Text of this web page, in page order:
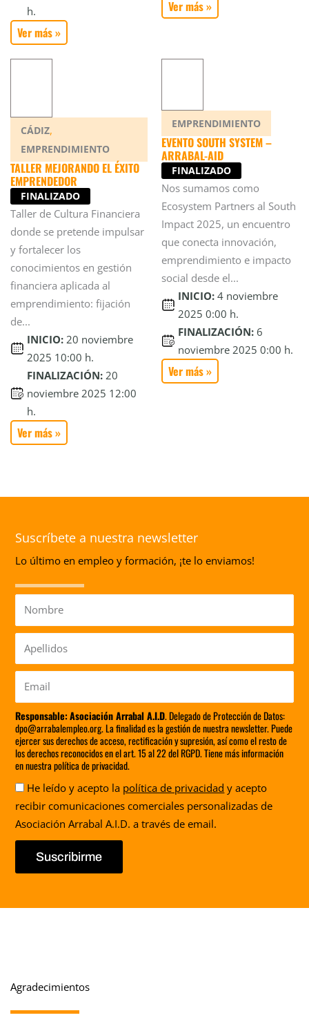
h.
Ver más »
Ver más »
CÁDIZ,
EMPRENDIMIENTO
TALLER MEJORANDO EL ÉXITO
EMPRENDEDOR
FINALIZADO
Taller de Cultura Financiera
donde se pretende impulsar
y fortalecer los
conocimientos en gestión
financiera aplicada al
emprendimiento: fijación
de...
INICIO: 20 noviembre
2025 10:00 h.
FINALIZACIÓN: 20
noviembre 2025 12:00
h.
Ver más »
EMPRENDIMIENTO
EVENTO SOUTH SYSTEM –
ARRABAL-AID
FINALIZADO
Nos sumamos como
Ecosystem Partners al South
Impact 2025, un encuentro
que conecta innovación,
emprendimiento e impacto
social desde el...
INICIO: 4 noviembre
2025 0:00 h.
FINALIZACIÓN: 6
noviembre 2025 0:00 h.
Ver más »
Suscríbete a nuestra newsletter
Lo último en empleo y formación, ¡te lo enviamos!
Nombre
Apellidos
Email
Responsable: Asociación Arrabal A.I.D. Delegado de Protección de Datos:
dpo@arrabalempleo.org. La finalidad es la gestión de nuestra newsletter. Puede
ejercer sus derechos de acceso, rectificación y supresión, así como el resto de
los derechos reconocidos en el art. 15 al 22 del RGPD. Tiene más información
en nuestra política de privacidad.
Aceptación
He leído y acepto la política de privacidad y acepto
recibir comunicaciones comerciales personalizadas de
Asociación Arrabal A.I.D. a través de email.
Suscribirme
Agradecimientos